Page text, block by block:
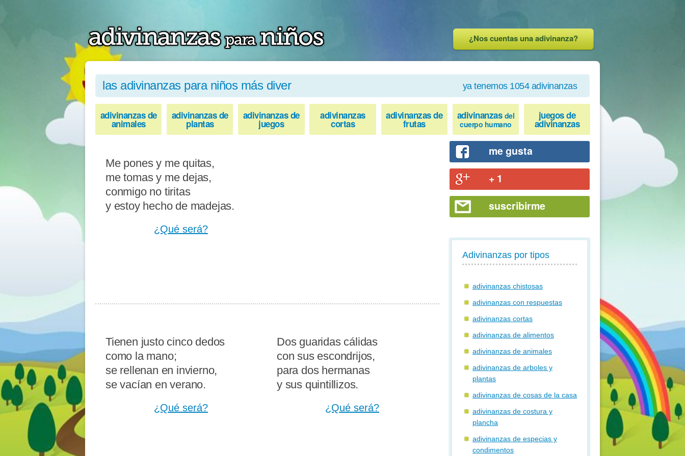
¿Nos cuentas una adivinanza?
ya tenemos 1054 adivinanzas
las adivinanzas para niños más diver
adivinanzas de
animales
adivinanzas de
plantas
adivinanzas de
juegos
adivinanzas
cortas
adivinanzas de
frutas
adivinanzas del
cuerpo humano
juegos de
adivinanzas
Me pones y me quitas,
me tomas y me dejas,
conmigo no tiritas
y estoy hecho de madejas.
¿Qué será?
Tienen justo cinco dedos
como la mano;
se rellenan en invierno,
se vacían en verano.
¿Qué será?
Dos guaridas cálidas
con sus escondrijos,
para dos hermanas
y sus quintillizos.
¿Qué será?
me gusta
+ 1
suscribirme
Adivinanzas por tipos
adivinanzas chistosas
adivinanzas con respuestas
adivinanzas cortas
adivinanzas de alimentos
adivinanzas de animales
adivinanzas de arboles y
plantas
adivinanzas de cosas de la casa
adivinanzas de costura y
plancha
adivinanzas de especias y
condimentos